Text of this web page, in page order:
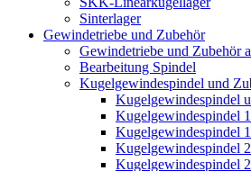
Sinterlager
Gewindetriebe und Zubehör
Gewindetriebe und Zubehör
Bearbeitung Spindel
Kugelgewindespindel und
Kugelgewindespindel
Kugelgewindespindel
Kugelgewindespindel
Kugelgewindespindel
Kugelgewindespindel